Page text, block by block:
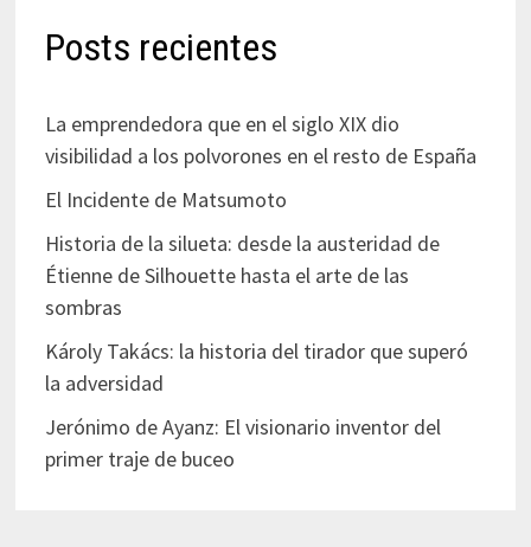
Posts recientes
La emprendedora que en el siglo XIX dio
visibilidad a los polvorones en el resto de España
El Incidente de Matsumoto
Historia de la silueta: desde la austeridad de
Étienne de Silhouette hasta el arte de las
sombras
Károly Takács: la historia del tirador que superó
la adversidad
Jerónimo de Ayanz: El visionario inventor del
primer traje de buceo